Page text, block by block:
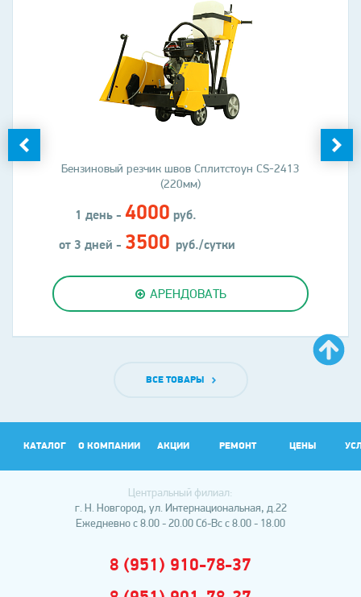
Бензиновый резчик швов Сплитстоун CS-2413
(220мм)
1 день - 4000 руб.
от 3 дней - 3500 руб./сутки
АРЕНДОВАТЬ
ВСЕ ТОВАРЫ
КАТАЛОГ О КОМПАНИИ АКЦИИ РЕМОНТ ЦЕНЫ
Центральный филиал:
г. Н. Новгород, ул. Интернациональная, д.22
Ежедневно с 8.00 - 20.00Сб-Вс с 8.00 - 18.00
8 (951) 910-78-37